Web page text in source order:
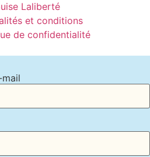
Laliberté
et conditions
de confidentialité